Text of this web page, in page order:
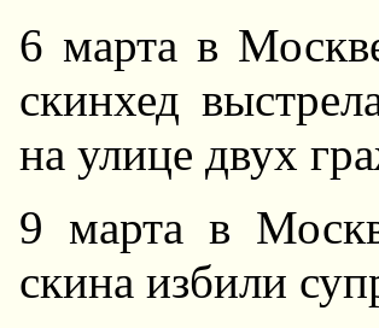
6 марта в
скинхед
на улице двух
9 марта в
скина избили